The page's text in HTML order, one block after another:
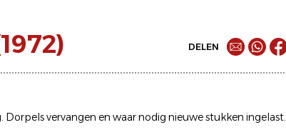
DELEN
vervangen en waar nodig nieuwe stukken ingelast.